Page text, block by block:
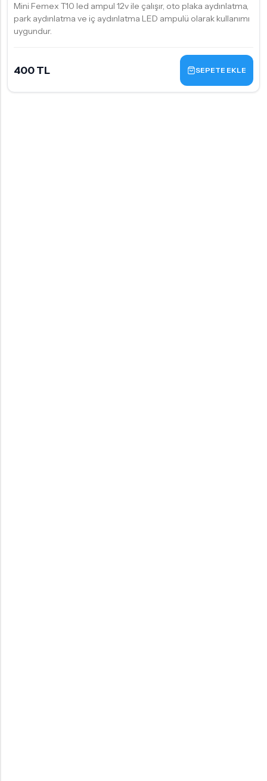
Mini Femex T10 led ampul 12v ile çalışır, oto plaka aydınlatma,
park aydınlatma ve iç aydınlatma LED ampulü olarak kullanımı
uygundur.
400 TL SEPETE EKLE